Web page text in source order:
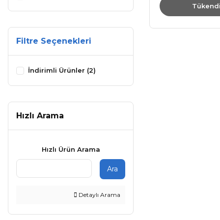
Filtre Seçenekleri
İndirimli Ürünler (2)
Hızlı Arama
Hızlı Ürün Arama
Ara
Detaylı Arama
Tükendi